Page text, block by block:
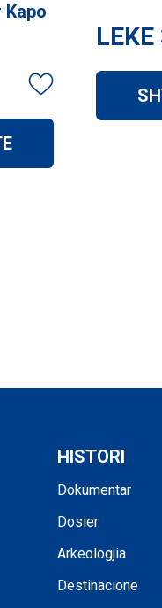
Kapo
LEKE
HISTORI
Dokumentar
Dosier
Arkeologjia
Destinacione